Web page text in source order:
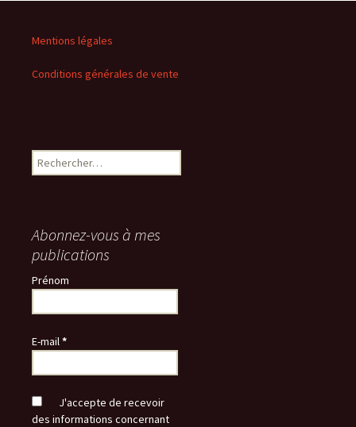
Mentions légales
Conditions générales de vente
Rechercher :
Abonnez-vous à mes
publications
Prénom
E-mail*
J'accepte de recevoir
des informations concernant